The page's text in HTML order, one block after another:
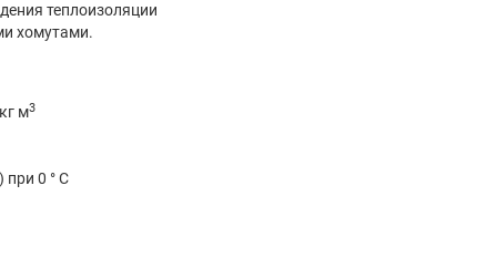
теплоизоляции
хомутами.
м3
при 0 ° С